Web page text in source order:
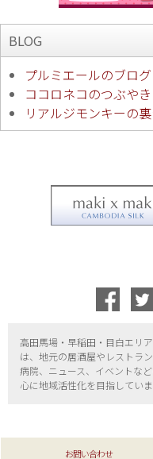
BLOG
プルミエールのブログ
ココロネコのつぶやき
リアルジモンキーの
高田馬場・早稲田・目白エリ
は、地元の居酒屋やレストラ
病院、ニュース、イベントな
心に地域活性化を目指していま
お問い合わせ